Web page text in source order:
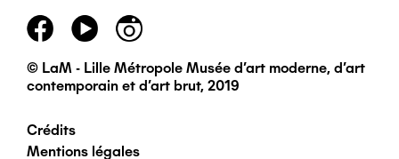
principal
© LaM - Lille Métropole Musée d'art moderne, d'art
contemporain et d'art brut, 2019
Pied
Crédits
Mentions légales